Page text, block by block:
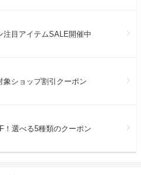
注目アイテムSALE開催中
象ショップ割引クーポン
！選べる5種類のクーポン